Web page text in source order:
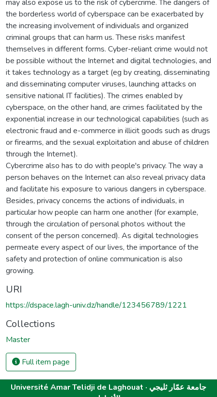
may also expose us to the risk of cybercrime. The dangers of
the borderless world of cyberspace can be exacerbated by
the increasing involvement of individuals and organized
criminal groups that can harm us. These risks manifest
themselves in different forms. Cyber-reliant crime would not
be possible without the Internet and digital technologies, and
it takes technology as a target (eg by creating, disseminating
and disseminating computer viruses, launching attacks on
sensitive national IT facilities). The crimes enabled by
cyberspace, on the other hand, are crimes facilitated by the
exponential increase in our technological capabilities (such as
electronic fraud and e-commerce in illicit goods such as drugs
or firearms, and the sexual exploitation and abuse of children
through the Internet).
Cybercrime also has to do with people's privacy. The way a
person behaves on the Internet can also reveal privacy data
and facilitate his exposure to various dangers in cyberspace.
Besides, privacy concerns the actions of individuals, in
particular how people can harm one another (for example,
through the circulation of personal photos without the
consent of the person concerned). As digital technologies
permeate every aspect of our lives, the importance of the
safety and protection of online communication is also
growing.
URI
https://dspace.lagh-univ.dz/handle/123456789/1221
Collections
Master
Full item page
Université Amar Telidji de Laghouat · جامعة عمّار ثليجي